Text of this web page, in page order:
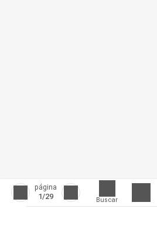
página
1/29 Buscar